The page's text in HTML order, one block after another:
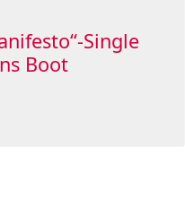
Single
Boot